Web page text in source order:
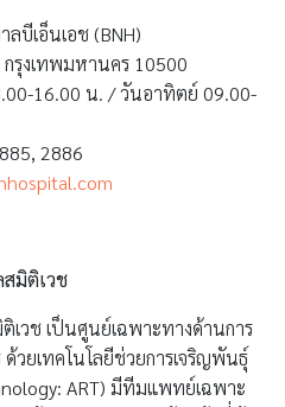
วช เป็นศูนย์เฉพาะทางด้านการ
ยเทคโนโลยีช่วยการเจริญพันธุ์
ART) มีทีมแพทย์เฉพาะ
พร้อมพยาบาลและเจ้าหน้าที่ผู้
พันธุ์โดยเฉพาะ ที่พร้อมให้คำ
เพื่อให้ชีวิตคู่มีความสมบูรณ์ยิ่งขึ้น
ตราการประสบผลสำเร็จสูงขึ้น
อุ้งเชิงกรานด้วยอัลตร้าซาวด์ทาง
ารวิเคราะห์น้ำอสุจิ การคัดเชื้อตัว